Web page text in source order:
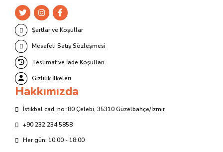
Şartlar ve Koşullar
Mesafeli Satış Sözleşmesi
Teslimat ve İade Koşulları
Gizlilik İlkeleri
Hakkımızda
İstikbal cad. no :80 Çelebi, 35310 Güzelbahçe/İzmir
+90 232 234 5858
Her gün: 10:00 - 18:00